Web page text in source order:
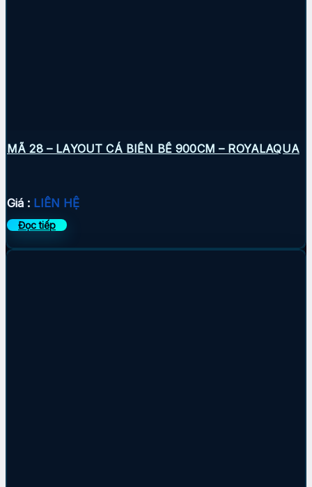
MÃ 28 – LAYOUT CÁ BIỂN BỂ 900CM – ROYALAQUA
Giá : LIÊN HỆ
Đọc tiếp